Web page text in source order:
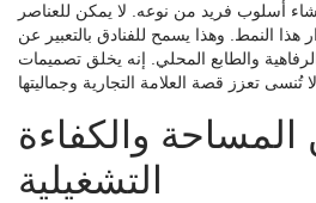
أسلوب فريد من نوعه. لا يمكن للعناصر
هذا النمط. وهذا يسمح للفنادق بالتعبير عن
والطابع المحلي. إنه يخلق تصميمات
والكفاءة
التشغيلية